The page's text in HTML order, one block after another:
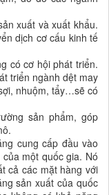
xuất và xuất khẩu.
dịch cơ cấu kinh tế
có cơ hội phát triển.
triển ngành dệt may
nhuộm, tẩy…sẽ có
sản phẩm, góp
cung cấp đầu vào
một quốc gia. Nó
cả các mặt hàng với
sản xuất của quốc